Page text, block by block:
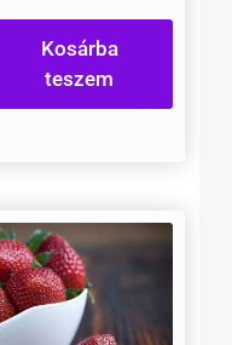
Kosárba
teszem